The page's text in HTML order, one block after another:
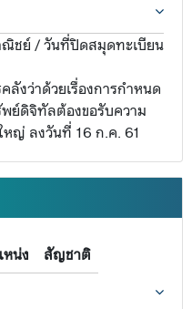
ณิชย์ / วันที่ปิดสมุดทะเบียน
ลังว่าด้วยเรื่องการกำหนด
ย์ดิจิทัลต้องขอรับความ
ญ่ ลงวันที่ 16 ก.ค. 61
น่ง
สัญชาติ